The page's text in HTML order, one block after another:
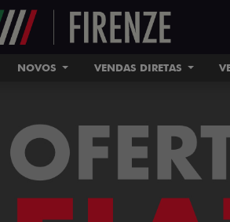
NOVOS VENDAS DIRETAS